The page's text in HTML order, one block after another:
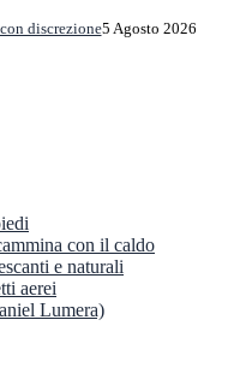
discrezione5 Agosto 2026
con il caldo
e naturali
aerei
Lumera)